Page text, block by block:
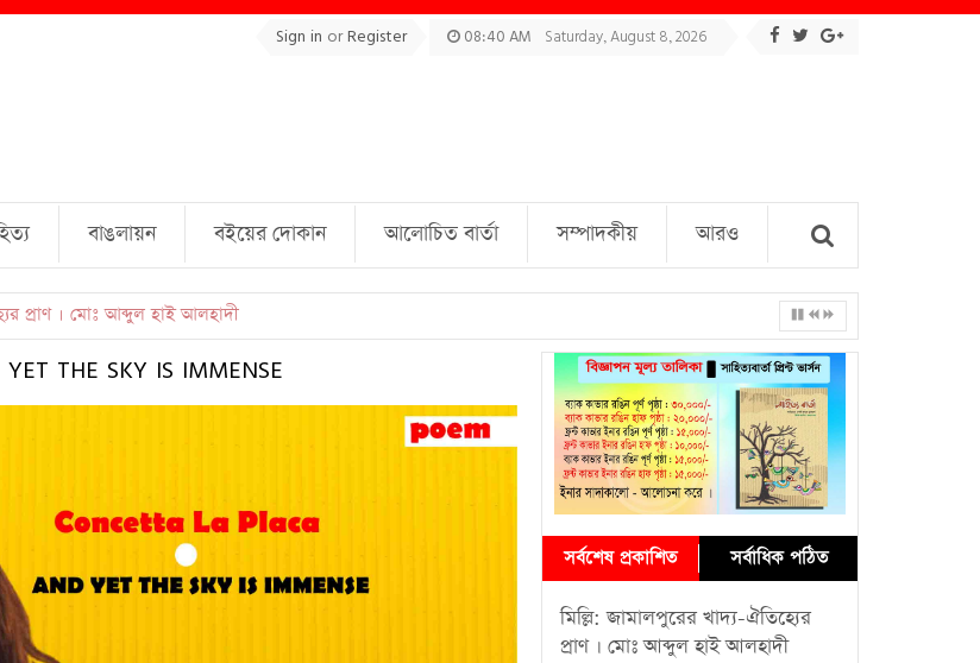
Sign in orRegister 08:40 AM Saturday, August 8, 2026
বাঙলায়ন বইয়ের দোকান আলোচিত বার্তা সম্পাদকীয় আরও
THE SKY IS IMMENSE
সর্বশেষ প্রকাশিত সর্বাধিক পঠিত
মিল্লি: জামালপুরের খাদ্য-ঐতিহ্যের
প্রাণ । মোঃ আব্দুল হাই আলহাদী